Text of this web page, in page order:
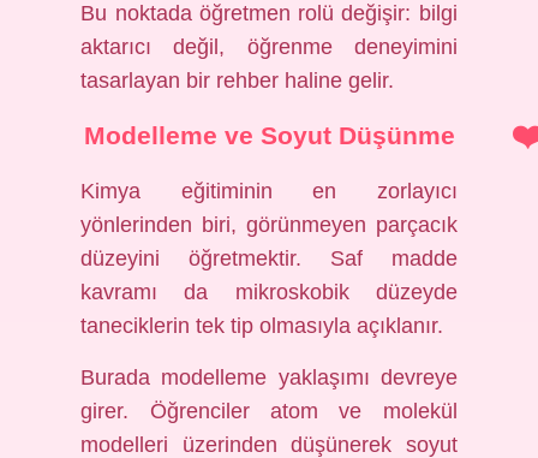
Bu noktada öğretmen rolü değişir: bilgi
aktarıcı değil, öğrenme deneyimini
tasarlayan bir rehber haline gelir.
Modelleme ve Soyut Düşünme
Kimya eğitiminin en zorlayıcı
yönlerinden biri, görünmeyen parçacık
düzeyini öğretmektir. Saf madde
kavramı da mikroskobik düzeyde
taneciklerin tek tip olmasıyla açıklanır.
Burada modelleme yaklaşımı devreye
girer. Öğrenciler atom ve molekül
modelleri üzerinden düşünerek soyut